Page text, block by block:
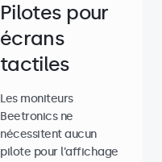
Pilotes pour
écrans
tactiles
Les moniteurs
Beetronics ne
nécessitent aucun
pilote pour l’affichage